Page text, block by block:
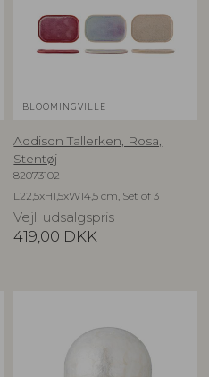
BLOOMINGVILLE
Addison Tallerken, Rosa,
Stentøj
82073102
L22,5xH1,5xW14,5 cm, Set of 3
Vejl. udsalgspris
419,00 DKK